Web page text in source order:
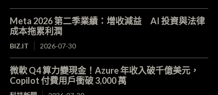
Meta 2026 第二季業績：增收減益 AI 投資與法律
成本拖累利潤
BIZ.IT 2026-07-30
微軟 Q4 算力變現金！Azure 年收入破千億美元，
Copilot 付費用戶衝破 3,000 萬